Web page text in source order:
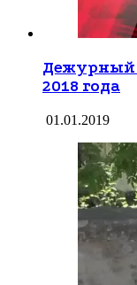
Дежурный
2018 года
01.01.2019